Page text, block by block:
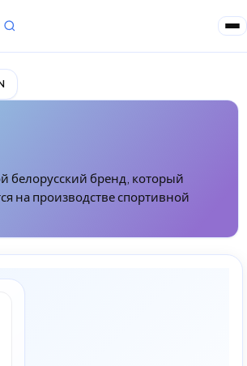
Запросы покупателей
белорусский бренд, который
на производстве спортивной